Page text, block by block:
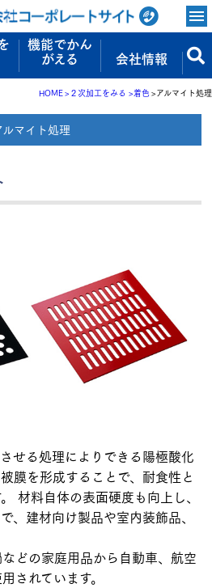
機能でかん
がえる 会社情報
HOME ２次加工をみる 着色 アルマイト処理
ルマイト処理
せる処理によりできる陽極酸化
膜を形成することで、耐食性と
材料自体の表面硬度も向上し、
、建材向け製品や室内装飾品、
どの家庭用品から自動車、航空
されています。